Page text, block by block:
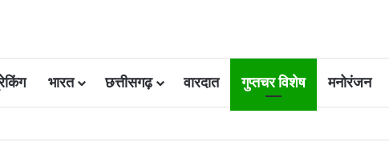
भारत छत्तीसगढ़ वारदात गुप्तचर विशेष मनोरंजन
बड़ा फैसला: पत्नी, मासूम बेटी और युवक की हत्या के दोषी की फांसी टली, हाईकोर्ट ने उम्रकैद में बदली सजा